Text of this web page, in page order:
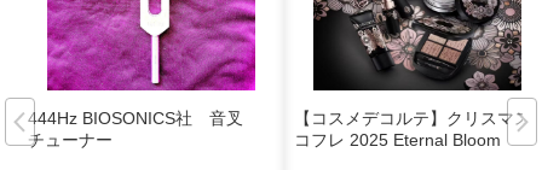
444Hz BIOSONICS社 音叉
チューナー
【コスメデコルテ】クリスマス
コフレ 2025 Eternal Bloom